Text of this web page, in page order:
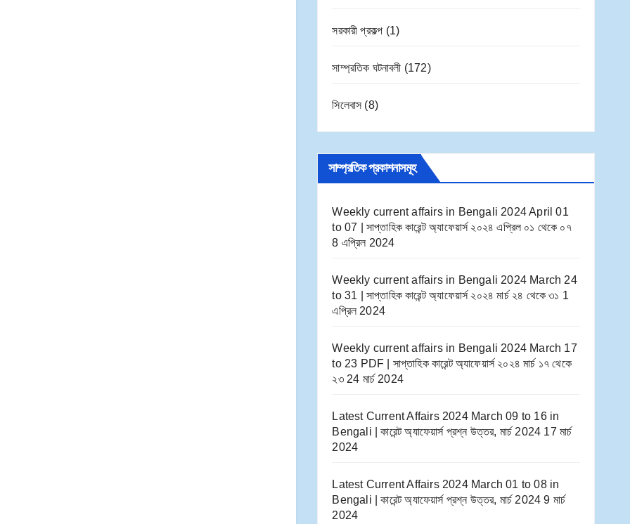
সরকারী প্রকল্প (1)
সাম্প্রতিক ঘটনাবলী (172)
সিলেবাস (8)
সাম্প্রতিক প্রকাশনাসমূহ
Weekly current affairs in Bengali 2024 April 01
to 07 | সাপ্তাহিক কারেন্ট অ্যাফেয়ার্স ২০২৪ এপ্রিল ০১ থেকে ০৭
8 এপ্রিল 2024
Weekly current affairs in Bengali 2024 March 24
to 31 | সাপ্তাহিক কারেন্ট অ্যাফেয়ার্স ২০২৪ মার্চ ২৪ থেকে ৩১ 1
এপ্রিল 2024
Weekly current affairs in Bengali 2024 March 17
to 23 PDF | সাপ্তাহিক কারেন্ট অ্যাফেয়ার্স ২০২৪ মার্চ ১৭ থেকে
২৩ 24 মার্চ 2024
Latest Current Affairs 2024 March 09 to 16​ in
Bengali | কারেন্ট অ্যাফেয়ার্স প্রশ্ন উত্তর, মার্চ 2024 17 মার্চ
2024
Latest Current Affairs 2024 March 01 to 08​ in
Bengali | কারেন্ট অ্যাফেয়ার্স প্রশ্ন উত্তর, মার্চ 2024 9 মার্চ
2024